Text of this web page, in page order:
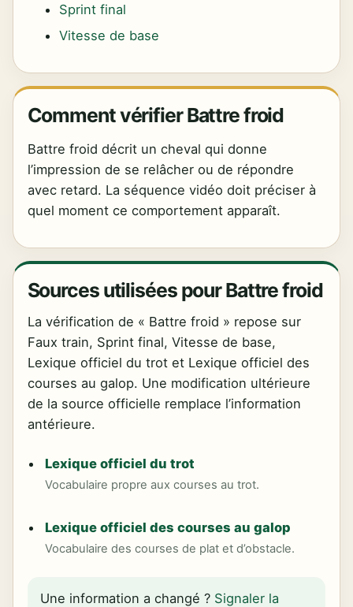
Sprint final
Vitesse de base
Comment vérifier Battre froid
Battre froid décrit un cheval qui donne
l’impression de se relâcher ou de répondre
avec retard. La séquence vidéo doit préciser à
quel moment ce comportement apparaît.
Sources utilisées pour Battre froid
La vérification de « Battre froid » repose sur
Faux train, Sprint final, Vitesse de base,
Lexique officiel du trot et Lexique officiel des
courses au galop. Une modification ultérieure
de la source officielle remplace l’information
antérieure.
Lexique officiel du trot
Vocabulaire propre aux courses au trot.
Lexique officiel des courses au galop
Vocabulaire des courses de plat et d’obstacle.
Une information a changé ? Signaler la